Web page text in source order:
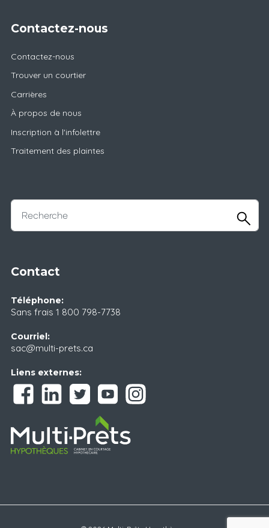
Contactez-nous
Contactez-nous
Trouver un courtier
Carrières
À propos de nous
Inscription à l'infolettre
Traitement des plaintes
Contact
Téléphone:
Sans frais 1 800 798-7738
Courriel:
sac@multi-prets.ca
Liens externes: